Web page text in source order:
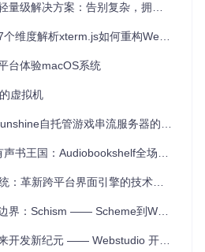
高效文件管理的底层逻辑
引擎的工作原理
：图书管理员需要手动将每本书分
现代文件管理系统的索引引擎就像
（元数据提取）和快速检索（内存索
error {
级解决方案：告别复杂，拥抱高效
度解析xterm.js如何重构Web终端体验
台体验macOS系统
虚拟机
自托管游戏串流服务器的无限可能
王国：Audiobookshelf全场景应用指南
革新跨平台界面引擎的技术实践
—— Scheme到WebAssembly的实验性编译器
新纪元 —— Webstudio 开源视觉开发平台